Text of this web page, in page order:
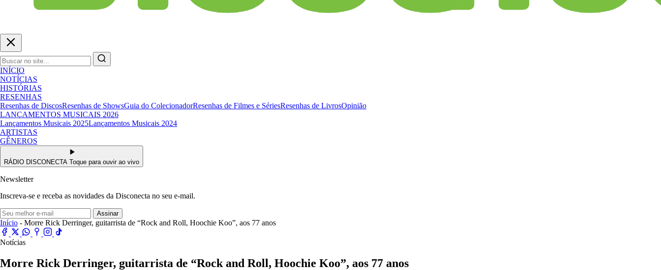
INÍCIO
NOTÍCIAS
HISTÓRIAS
RESENHAS
Resenhas de DiscosResenhas de ShowsGuia do ColecionadorResenhas de Filmes e SériesResenhas de LivrosOpinião
LANÇAMENTOS MUSICAIS 2026
Lançamentos Musicais 2025Lançamentos Musicais 2024
ARTISTAS
GÊNEROS
RÁDIO DISCONECTA Toque para ouvir ao vivo
Newsletter
Inscreva-se e receba as novidades da Disconecta no seu e-mail.
Assinar
Início - Morre Rick Derringer, guitarrista de “Rock and Roll, Hoochie Koo”, aos 77 anos
Notícias
Morre Rick Derringer, guitarrista de “Rock and Roll, Hoochie Koo”, aos 77 anos